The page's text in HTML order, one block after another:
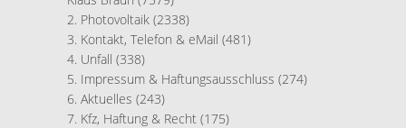
Photovoltaik (2338)
Kontakt, Telefon & eMail (481)
Unfall (338)
Impressum & Haftungsausschluss (274)
Aktuelles (243)
Kfz, Haftung & Recht (175)